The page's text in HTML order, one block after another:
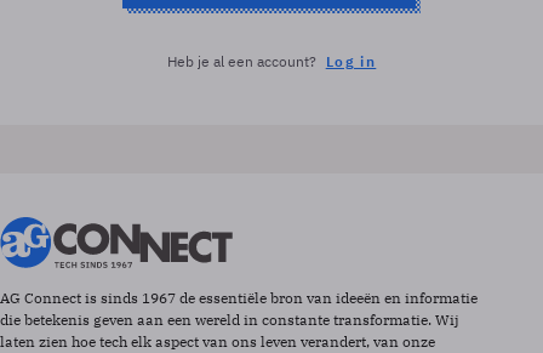
Heb je al een account? Log in
AG Connect is sinds 1967 de essentiële bron van ideeën en informatie
die betekenis geven aan een wereld in constante transformatie. Wij
laten zien hoe tech elk aspect van ons leven verandert, van onze